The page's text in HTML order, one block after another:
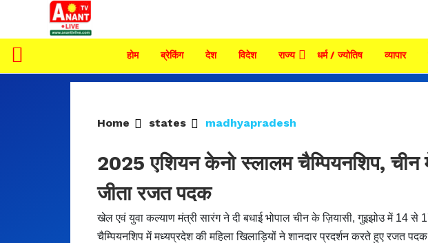
होम ब्रेकिंग देश विदेश राज्य धर्म / ज्योतिष व्यापार
Home states madhyapradesh
2025 एशियन केनो स्लालम चैम्पियनशिप, चीन
जीता रजत पदक
खेल एवं युवा कल्याण मंत्री सारंग ने दी बधाई भोपाल चीन के ज़ियासी, गुइझोउ में 14
चैम्पियनशिप में मध्यप्रदेश की महिला खिलाड़ियों ने शानदार प्रदर्शन करते हुए रजत